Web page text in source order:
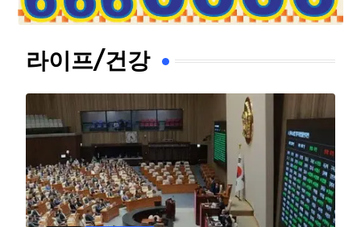
라이프/건강